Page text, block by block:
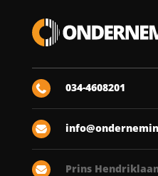
 034-4608201


Prins